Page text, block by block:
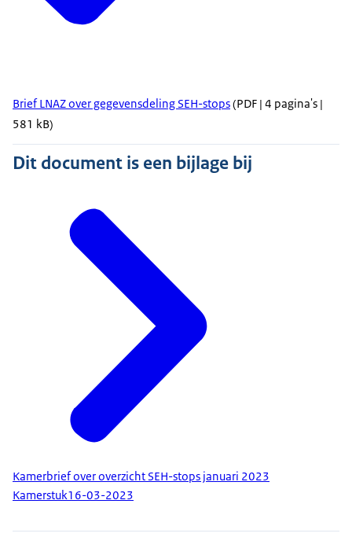
Brief LNAZ over gegevensdeling SEH-stops(PDF | 4 pagina's |
581 kB)
Dit document is een bijlage bij
Kamerbrief over overzicht SEH-stops januari 2023
Kamerstuk16-03-2023